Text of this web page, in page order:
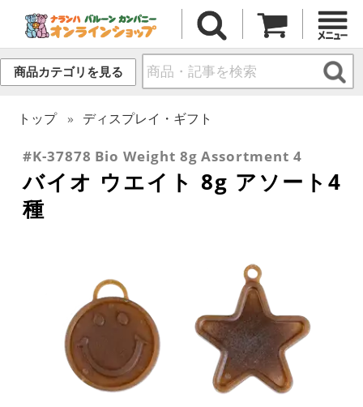
商品カテゴリを見る
トップ ディスプレイ・ギフト
#K-37878 Bio Weight 8g Assortment 4
バイオ ウエイト 8g アソート4
種